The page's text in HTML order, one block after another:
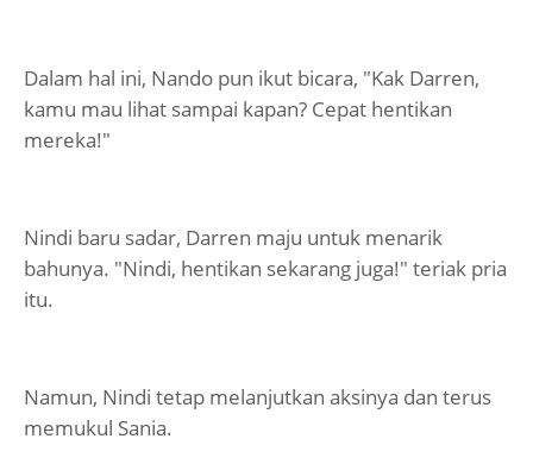
Dalam hal ini, Nando pun ikut bicara, "Kak Darren,
kamu mau lihat sampai kapan? Cepat hentikan
mereka!"
Nindi baru sadar, Darren maju untuk menarik
bahunya. "Nindi, hentikan sekarang juga!" teriak pria
itu.
Namun, Nindi tetap melanjutkan aksinya dan terus
memukul Sania.